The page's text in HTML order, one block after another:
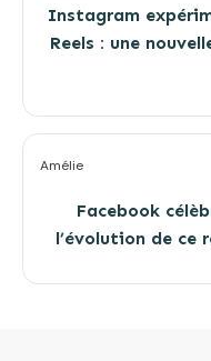
Instagram
Reels : une
Amélie
Facebook
l’évolution de ce